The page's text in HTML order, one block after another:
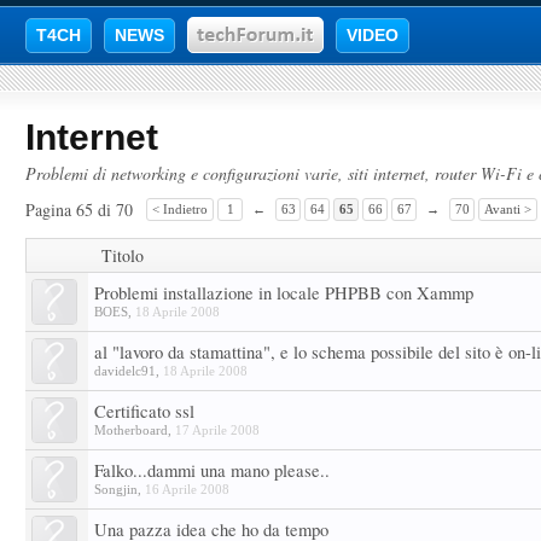
T4CH NEWS VIDEO
Internet
Problemi di networking e configurazioni varie, siti internet, router Wi-Fi e
Pagina 65 di 70 < Indietro 1 ← 63 64 65 66 67 → 70 Avanti >
Titolo
Problemi installazione in locale PHPBB con Xammp
BOES 18 Aprile 2008
al "lavoro da stamattina", e lo schema possibile del sito è on-
davidelc91 18 Aprile 2008
Certificato ssl
Motherboard 17 Aprile 2008
Falko...dammi una mano please..
Songjin 16 Aprile 2008
Una pazza idea che ho da tempo